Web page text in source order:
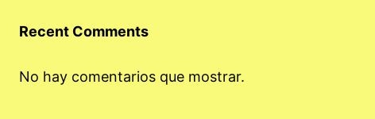
Recent Comments
No hay comentarios que mostrar.